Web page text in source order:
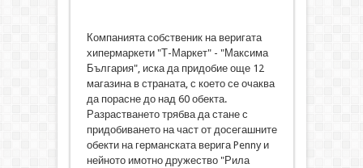
Компанията собственик на веригата
хипермаркети "Т-Маркет" - "Максима
България", иска да придобие още 12
магазина в страната, с което се очаква
да порасне до над 60 обекта.
Разрастването трябва да стане с
придобиването на част от досегашните
обекти на германската верига Penny и
нейното имотно дружество "Рила